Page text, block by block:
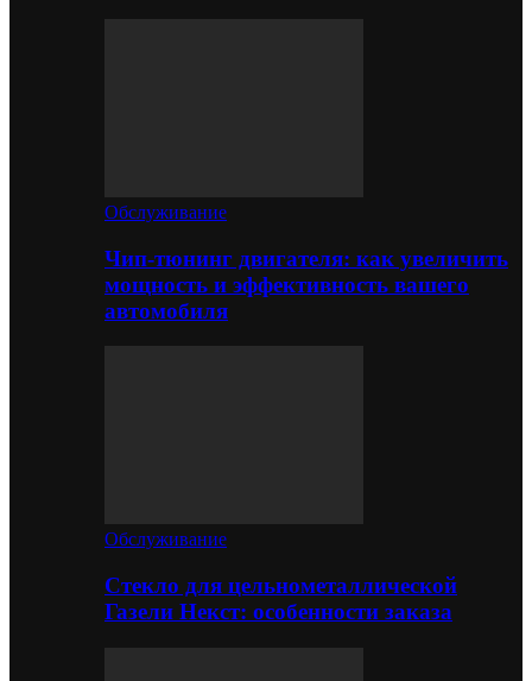
Обслуживание
Чип-тюнинг двигателя: как увеличить
мощность и эффективность вашего
автомобиля
Обслуживание
Стекло для цельнометаллической
Газели Некст: особенности заказа